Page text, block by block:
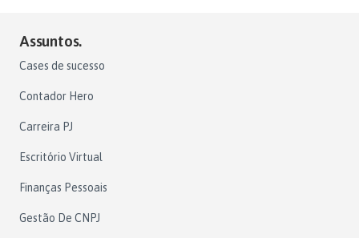
Assuntos.
Cases de sucesso
Contador Hero
Carreira PJ
Escritório Virtual
Finanças Pessoais
Gestão De CNPJ